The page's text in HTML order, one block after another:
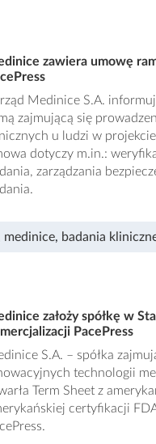
zawiera umowę
Medinice S.A.
zajmującą się
u ludzi w
dotyczy m.in.:
zarządzania
medinice, badania
założy spółkę w
PacePress
S.A. – spółka
technologii
Term Sheet z
certyfikacji